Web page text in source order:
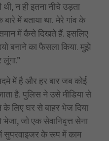
न ही इतना नीचे उड़ता
में बताया था. मेरे गांव के
में कैसे दिखते हैं. इसलिए
बनाने का फैसला किया. मुझे
लूंगा.”
में है और हर बार जब कोई
है. पुलिस ने उसे मीडिया से
के लिए घर से बाहर भेज दिया
जो एक सेवानिवृत्त सेना
सुपरवाइजर के रूप में काम